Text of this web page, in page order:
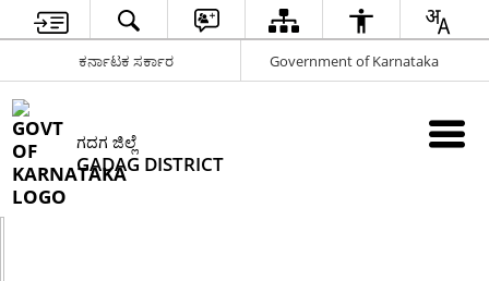
ಕರ್ನಾಟಕ ಸರ್ಕಾರ Government of Karnataka
ಗದಗ ಜಿಲ್ಲೆ
GADAG DISTRICT